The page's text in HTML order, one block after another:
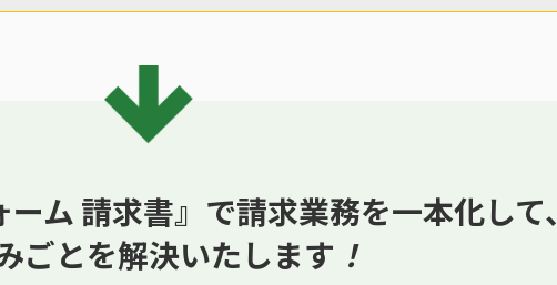
ム 請求書』で請求業務を一本化して、
ごとを解決いたします ！